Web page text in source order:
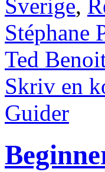
Sverige,
Stéphane
Ted
Skriv en
Guider